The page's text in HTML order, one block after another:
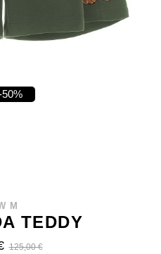
50%
TEDDY
125,00 €